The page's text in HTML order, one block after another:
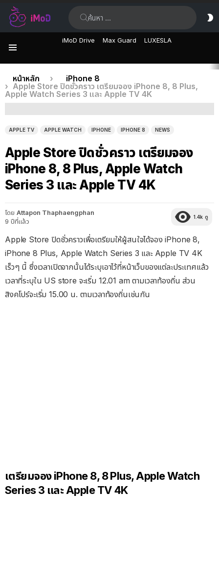
iMoD Drive Max Guard LUXESLA
เรื่อง
ล่าสุด
คุณอยู่ที่นี่:
หน้าหลัก
iPhone 8
Apple Store ปิดชั่วคราว เตรียมจอง iPhone 8, 8 Plus,
Apple Watch Series 3 และ Apple TV 4K
APPLE TV APPLE WATCH IPHONE IPHONE 8 NEWS
Apple Store ปิดชั่วคราว เตรียมจอง
iPhone 8, 8 Plus, Apple Watch
Series 3 และ Apple TV 4K
โดย Attapon Thaphaengphan
9 ปีที่แล้ว
1.4k ดู
Apple Store ปิดชั่วคราวเพื่อเตรียมให้ผู้สนใจได้จอง iPhone 8,
iPhone 8 Plus, Apple Watch Series 3 และ Apple TV 4K
เร็วๆ นี้ ซึ่งเวลาเปิดจากนั้นได้ระบุเอาไว้ที่หน้าเว็บของแต่ละประเทศแล้ว
เวลาที่ระบุใน US store จะเริ่ม 12.01 am ตามเวลาท้องถิ่น ส่วน
สิงคโปร์จะเริ่ม 15.00 น. ตามเวลาท้องถิ่นเช่นกัน
เตรียมจอง iPhone 8, 8 Plus, Apple Watch
Series 3 และ Apple TV 4K